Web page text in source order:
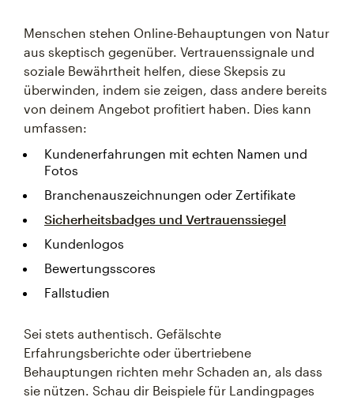
Menschen stehen Online-Behauptungen von Natur
aus skeptisch gegenüber. Vertrauenssignale und
soziale Bewährtheit helfen, diese Skepsis zu
überwinden, indem sie zeigen, dass andere bereits
von deinem Angebot profitiert haben. Dies kann
umfassen:
Kundenerfahrungen mit echten Namen und
Fotos
Branchenauszeichnungen oder Zertifikate
Sicherheitsbadges und Vertrauenssiegel
Kundenlogos
Bewertungsscores
Fallstudien
Sei stets authentisch. Gefälschte
Erfahrungsberichte oder übertriebene
Behauptungen richten mehr Schaden an, als dass
sie nützen. Schau dir Beispiele für Landingpages